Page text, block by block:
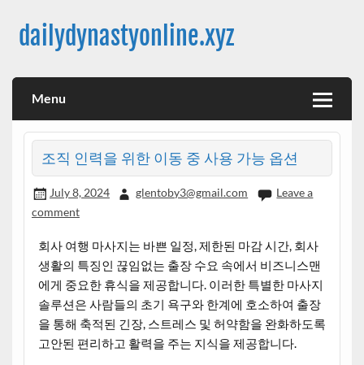
contentdailydynastyonline.xyz
Menu
조직 인력을 위한 이동 중 사용 가능 옵션
July 8, 2024 glentoby3@gmail.com
Leave a
comment
회사 여행 마사지는 바쁜 일정, 제한된 마감 시간, 회사
생활의 특징인 끊임없는 출장 수요 속에서 비즈니스맨
에게 중요한 휴식을 제공합니다. 이러한 특별한 마사지
솔루션은 사람들의 초기 욕구와 한계에 호소하여 출장
을 통해 축적된 긴장, 스트레스 및 허약함을 완화하도록
고안된 편리하고 활력을 주는 지식을 제공합니다.